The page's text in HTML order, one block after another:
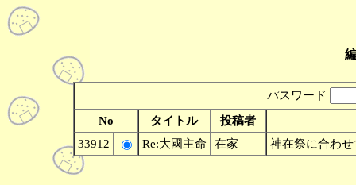
パスワード
No
タイトル
投稿者
33912
Re:大國主命 在家 神在祭に合わ